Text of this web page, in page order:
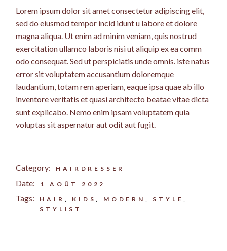
Lorem ipsum dolor sit amet consectetur adipiscing elit,
sed do eiusmod tempor incid idunt u labore et dolore
magna aliqua. Ut enim ad minim veniam, quis nostrud
exercitation ullamco laboris nisi ut aliquip ex ea comm
odo consequat. Sed ut perspiciatis unde omnis. iste natus
error sit voluptatem accusantium doloremque
laudantium, totam rem aperiam, eaque ipsa quae ab illo
inventore veritatis et quasi architecto beatae vitae dicta
sunt explicabo. Nemo enim ipsam voluptatem quia
voluptas sit aspernatur aut odit aut fugit.
Category: HAIRDRESSER
Date: 1 AOÛT 2022
Tags: HAIR KIDS MODERN
STYLE
STYLIST